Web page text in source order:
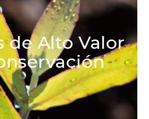
de Alto Valor